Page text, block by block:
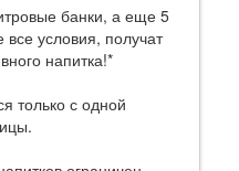
банки, а еще 5
условия, получат
напитка!*
только с одной